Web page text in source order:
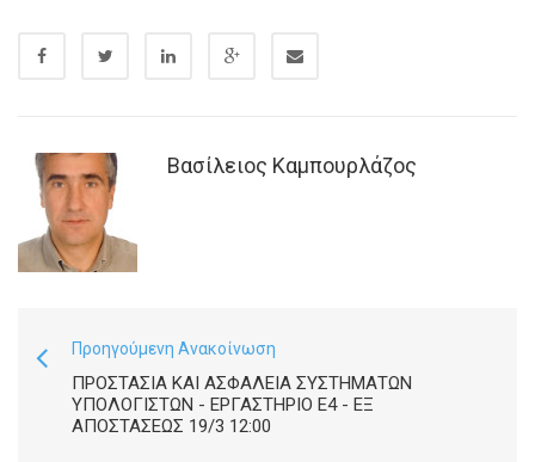
Βασίλειος Καμπουρλάζος
Προηγούμενη Ανακοίνωση
ΠΡΟΣΤΑΣΙΑ ΚΑΙ ΑΣΦΑΛΕΙΑ ΣΥΣΤΗΜΑΤΩΝ
ΥΠΟΛΟΓΙΣΤΩΝ - ΕΡΓΑΣΤΉΡΙΟ Ε4 - ΕΞ
ΑΠΟΣΤΆΣΕΩΣ 19/3 12:00